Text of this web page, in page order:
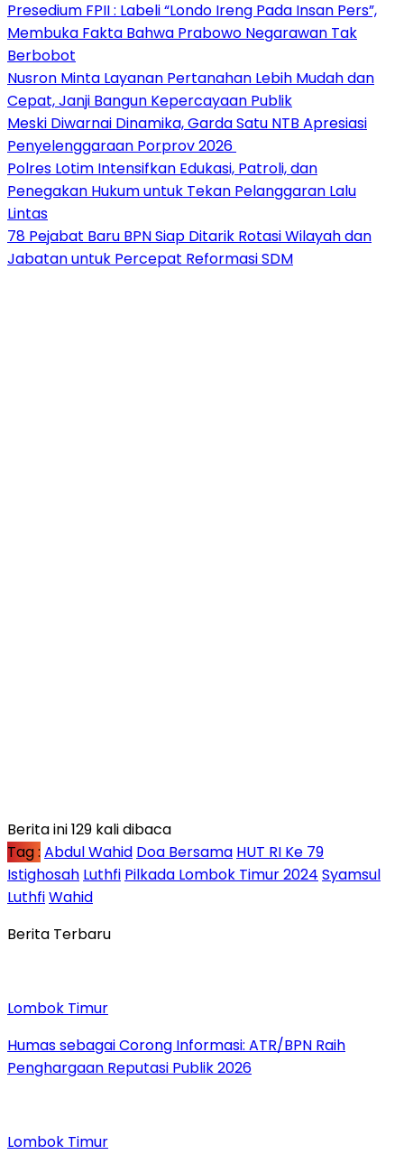
Presedium FPII : Labeli “Londo Ireng Pada Insan Pers”,
Membuka Fakta Bahwa Prabowo Negarawan Tak
Berbobot
Nusron Minta Layanan Pertanahan Lebih Mudah dan
Cepat, Janji Bangun Kepercayaan Publik
Meski Diwarnai Dinamika, Garda Satu NTB Apresiasi
Penyelenggaraan Porprov 2026 ‎
Polres Lotim Intensifkan Edukasi, Patroli, dan
Penegakan Hukum untuk Tekan Pelanggaran Lalu
Lintas
78 Pejabat Baru BPN Siap Ditarik Rotasi Wilayah dan
Jabatan untuk Percepat Reformasi SDM
Berita ini 129 kali dibaca
Tag : Abdul Wahid Doa Bersama HUT RI Ke 79
Istighosah Luthfi Pilkada Lombok Timur 2024 Syamsul
LuthfiWahid
Berita Terbaru
Lombok Timur
Humas sebagai Corong Informasi: ATR/BPN Raih
Penghargaan Reputasi Publik 2026
Lombok Timur